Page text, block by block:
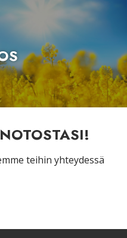
teihin yhteydessä